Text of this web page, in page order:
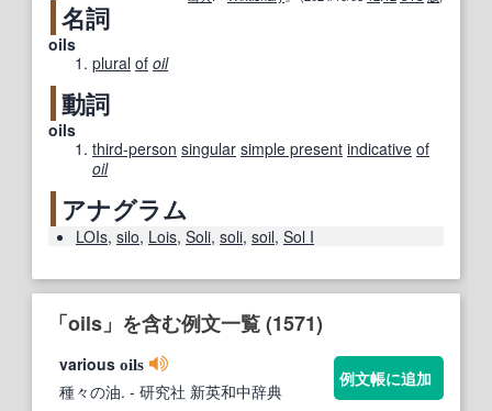
名詞
oils
plural of oil
動詞
oils
third-person singular simple present indicative of
oil
アナグラム
LOIs, silo, Lois, Soli, soli, soil, Sol I
「oils」を含む例文一覧 (1571)
various oils
種々の油. - 研究社 新英和中辞典
例文帳に追加